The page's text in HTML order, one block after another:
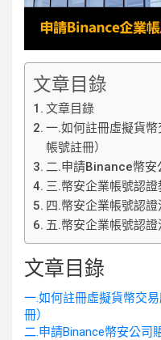
文章目錄
文章目錄
一.如何註冊虛擬貨
帳號註冊）
二.申請Binance幣安
三.幣安企業帳號認
四.幣安企業帳號認
五.幣安企業帳號認
文章目錄
一.如何註冊虛擬貨幣交
冊）
二.申請Binance幣安公司